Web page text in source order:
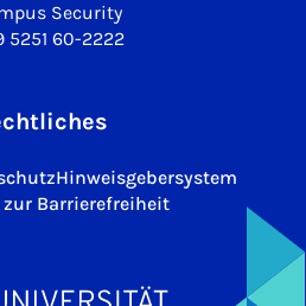
Security
5251 60-2222
Hinweisgebersystem
Barrierefreiheit